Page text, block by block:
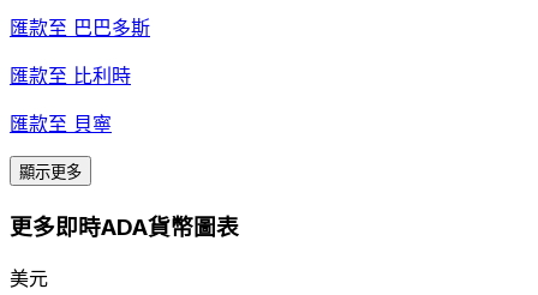
匯款至 巴巴多斯
匯款至 比利時
匯款至 貝寧
顯示更多
更多即時ADA貨幣圖表
美元